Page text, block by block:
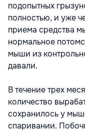
подопытных
полностью, и уже
приема средства
нормальное
мыши из
давали.
В течение трех
количество
сохранилось у
спаривании.